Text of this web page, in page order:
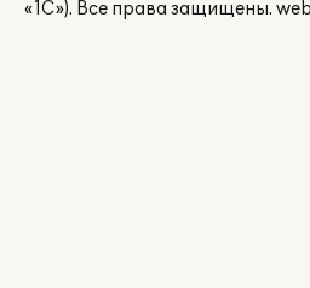
«1С»). Все права защищены.